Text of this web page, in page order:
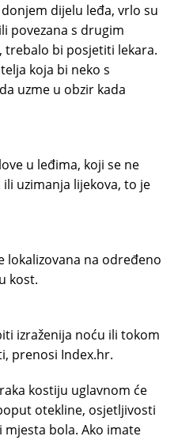
dijelu leđa, vrlo su
povezana s drugim
trebalo bi posjetiti lekara.
koja bi neko s
uzme u obzir kada
u leđima, koji se ne
uzimanja lijekova, to je
lokalizovana na određeno
kost.
izraženija noću ili tokom
prenosi Index.hr.
kostiju uglavnom će
otekline, osjetljivosti
bola. Ako imate